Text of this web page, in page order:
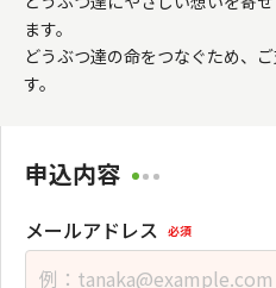
ます。
どうぶつ達の命をつなぐため、
す。
申込内容
メールアドレス 必須